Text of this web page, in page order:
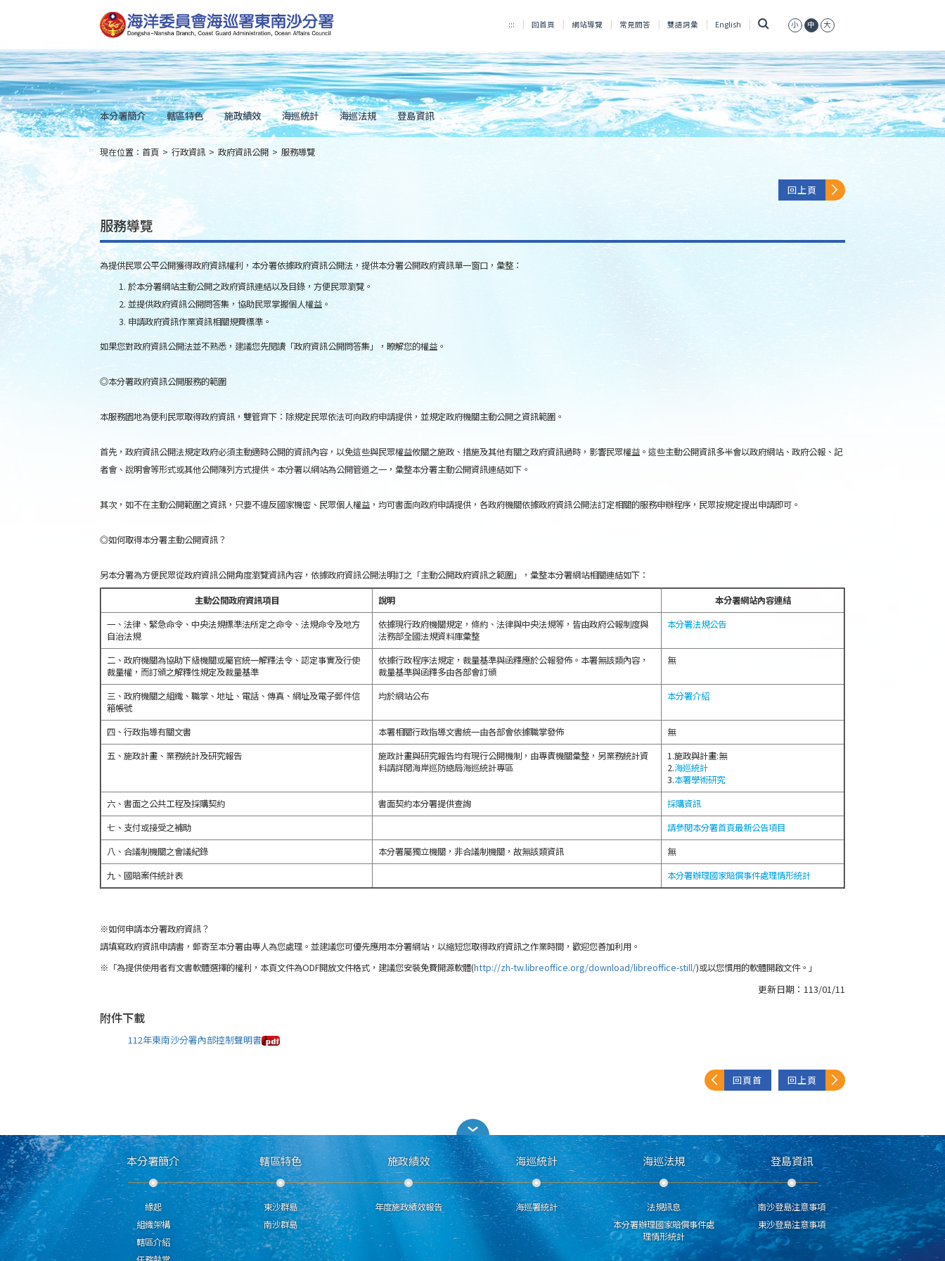
到
主
要
內
容
Skip
to
main
content
::: 回首頁 網站導覽 常見問答 雙語詞彙 English 小 中 大
本分署簡介 轄區特色 施政績效 海巡統計 海巡法規 登島資訊
::: 現在位置： 首頁 > 行政資訊 > 政府資訊公開 > 服務導覽
回上頁
服務導覽
為提供民眾公平公開獲得政府資訊權利，本分署依據政府資訊公開法，提供本分署公開政府資訊單一窗口，彙整：
於本分署網站主動公開之政府資訊連結以及目錄，方便民眾瀏覽。
並提供政府資訊公開問答集，協助民眾掌握個人權益。
申請政府資訊作業資訊相關規費標準。
如果您對政府資訊公開法並不熟悉，建議您先閱讀「政府資訊公開問答集」，瞭解您的權益。
◎本分署政府資訊公開服務的範圍
本服務園地為便利民眾取得政府資訊，雙管齊下：除規定民眾依法可向政府申請提供，並規定政府機關主動公開之資訊範圍。
首先，政府資訊公開法規定政府必須主動適時公開的資訊內容，以免這些與民眾權益攸關之施政、措施及其他有關之政府資訊過時，影響民眾權益。這些主動公開資訊多半會以政府網站、政府公報、記
者會、說明會等形式或其他公開陳列方式提供。本分署以網站為公開管道之一，彙整本分署主動公開資訊連結如下。
其次，如不在主動公開範圍之資訊，只要不違反國家機密、民眾個人權益，均可書面向政府申請提供，各政府機關依據政府資訊公開法訂定相關的服務申辦程序，民眾按規定提出申請即可。
◎如何取得本分署主動公開資訊？
另本分署為方便民眾從政府資訊公開角度瀏覽資訊內容，依據政府資訊公開法明訂之「主動公開政府資訊之範圍」，彙整本分署網站相關連結如下：
主動公開政府資訊項目
說明
本分署網站內容連結
一、法律、緊急命令、中央法規標準法所定之命令、法規命令及地方
自治法規
依據現行政府機關規定，條約、法律與中央法規等，皆由政府公報制度與
法務部全國法規資料庫彙整
本分署法規公告
二、政府機關為協助下級機關或屬官統一解釋法令、認定事實及行使
裁量權，而訂頒之解釋性規定及裁量基準
依據行政程序法規定，裁量基準與函釋應於公報發佈。本署無該類內容，
裁量基準與函釋多由各部會訂頒
無
三、政府機關之組織、職掌、地址、電話、傳真、網址及電子郵件信
箱帳號
均於網站公布 本分署介紹
四、行政指導有關文書 本署相關行政指導文書統一由各部會依據職掌發佈
無
五、施政計畫、業務統計及研究報告
施政計畫與研究報告均有現行公開機制，由專責機關彙整，另業務統計資
料請詳閱海岸巡防總局海巡統計專區
1.施政與計畫:無
2.海巡統計
3.本署學術研究
六、書面之公共工程及採購契約
書面契約本分署提供查詢
採購資訊
七、支付或接受之補助
請參閱本分署首頁最新公告項目
八、合議制機關之會議紀錄
本分署屬獨立機關，非合議制機關，故無該類資訊
無
九、國賠案件統計表
本分署辦理國家賠償事件處理情形統計
※如何申請本分署政府資訊？
請填寫政府資訊申請書，郵寄至本分署由專人為您處理。並建議您可優先應用本分署網站，以縮短您取得政府資訊之作業時間，歡迎您善加利用。
※「為提供使用者有文書軟體選擇的權利，本頁文件為ODF開放文件格式，建議您安裝免費開源軟體(http://zh-tw.libreoffice.org/download/libreoffice-still/)或以您慣用的軟體開啟文件。」
更新日期： 113/01/11
附件下載
112年東南沙分署內部控制聲明書
回頁首 回上頁
本分署簡介
緣起
組織架構
轄區介紹
轄區特色
東沙群島
南沙群島
施政績效
年度施政績效報告
海巡統計
海巡署統計
海巡法規
法規訊息
本分署辦理國家賠償事件處
理情形統計
登島資訊
南沙登島注意事項
東沙登島注意事項